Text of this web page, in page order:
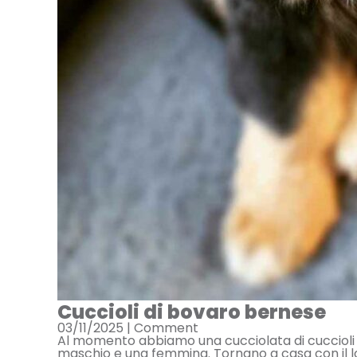
Cuccioli di bovaro bernese
03/11/2025 | Comment
Al momento abbiamo una cucciolata di